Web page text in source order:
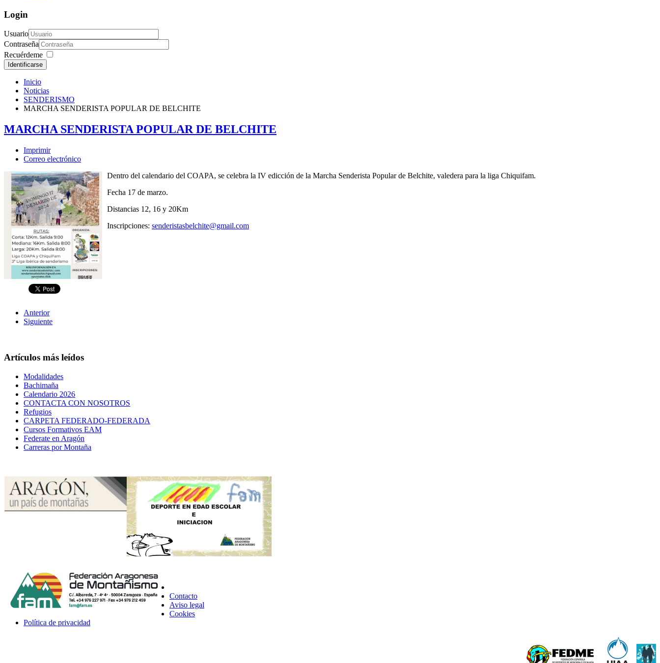
Login
Usuario
Contraseña
Recuérdeme
Identificarse
Inicio
Noticias
SENDERISMO
MARCHA SENDERISTA POPULAR DE BELCHITE
MARCHA SENDERISTA POPULAR DE BELCHITE
Imprimir
Correo electrónico
Dentro del calendario del COAPA, se celebra la IV edicción de la Marcha Senderista Popular de Belchite, valedera para la liga Chiquifam.
Fecha 17 de marzo.
Distancias 12, 16 y 20Km
Inscripciones: senderistasbelchite@gmail.com
Anterior
Siguiente
Artículos más leídos
Modalidades
Bachimaña
Calendario 2026
CONTACTA CON NOSOTROS
Refugios
CARPETA FEDERADO-FEDERADA
Cursos Formativos EAM
Federate en Aragón
Carreras por Montaña
Contacto
Aviso legal
Cookies
Política de privacidad